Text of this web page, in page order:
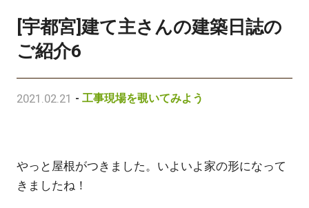
[宇都宮]建て主さんの建築日誌の
ご紹介6
2021.02.21 - 工事現場を覗いてみよう
やっと屋根がつきました。いよいよ家の形になって
きましたね！